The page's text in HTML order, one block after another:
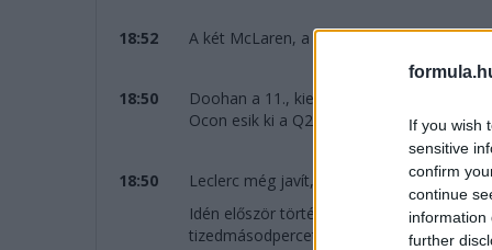
If you wish
sensitive
confirm
continue
information
further
18:52 A két McLaren, a két Ferrari, a két
18:50
Doohan a 11., kiesik, de nem zár rossz
Ocon esik ki a Q2-ben.
18:50
Leclerc még javít, ad három tizedet
Idén először történik meg az, hogy a
tizedmásodpercet kapott Verstappentől.